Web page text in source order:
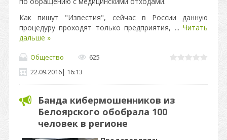
Как пишут "Известия", сейчас в России данную
процедуру проходят только предприятия, ...Читать
дальше »
Общество
625
22.09.2016| 16:13
Банда кибермошенников из
Белоярского обобрала 100
человек в регионе